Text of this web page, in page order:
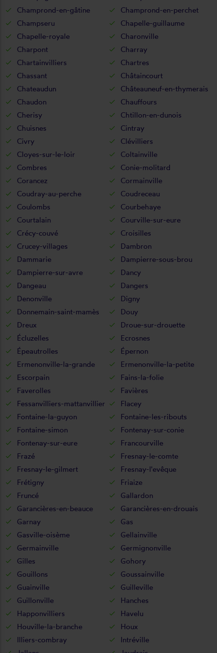
Champrond-en-gâtine
Champrond-en-perchet
Champseru
Chapelle-guillaume
Chapelle-royale
Charonville
Charpont
Charray
Chartainvilliers
Chartres
Chassant
Châtaincourt
Chateaudun
Châteauneuf-en-thymerais
Chaudon
Chauffours
Cherisy
Chtillon-en-dunois
Chuisnes
Cintray
Civry
Clévilliers
Cloyes-sur-le-loir
Coltainville
Combres
Conie-molitard
Corancez
Cormainville
Coudray-au-perche
Coudreceau
Coulombs
Courbehaye
Courtalain
Courville-sur-eure
Crécy-couvé
Croisilles
Crucey-villages
Dambron
Dammarie
Dampierre-sous-brou
Dampierre-sur-avre
Dancy
Dangeau
Dangers
Denonville
Digny
Donnemain-saint-mamès
Douy
Dreux
Droue-sur-drouette
Écluzelles
Ecrosnes
Épeautrolles
Épernon
Ermenonville-la-grande
Ermenonville-la-petite
Escorpain
Fains-la-folie
Faverolles
Favières
Fessanvilliers-mattanvillier
Flacey
Fontaine-la-guyon
Fontaine-les-ribouts
Fontaine-simon
Fontenay-sur-conie
Fontenay-sur-eure
Francourville
Frazé
Fresnay-le-comte
Fresnay-le-gilmert
Fresnay-l'evêque
Frétigny
Friaize
Fruncé
Gallardon
Garancières-en-beauce
Garancières-en-drouais
Garnay
Gas
Gasville-oisème
Gellainville
Germainville
Germignonville
Gilles
Gohory
Gouillons
Goussainville
Guainville
Guilleville
Guillonville
Hanches
Happonvilliers
Havelu
Houville-la-branche
Houx
Illiers-combray
Intréville